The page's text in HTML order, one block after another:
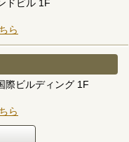
ドビル 1F
ら
際ビルディング 1F
ら